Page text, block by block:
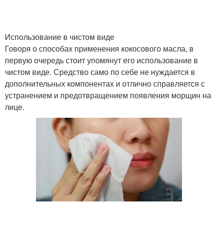
Использование в чистом виде
Говоря о способах применения кокосового масла, в
первую очередь стоит упомянут его использование в
чистом виде. Средство само по себе не нуждается в
дополнительных компонентах и отлично справляется с
устранением и предотвращением появления морщин на
лице.